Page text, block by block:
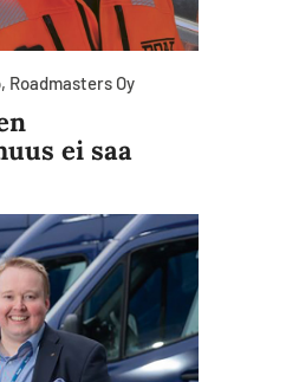
Oy
ei saa